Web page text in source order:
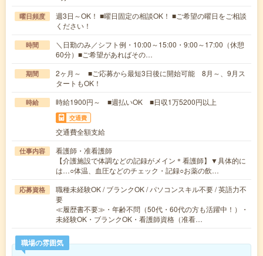
曜日頻度
週3日～OK！ ■曜日固定の相談OK！ ■ご希望の曜日をご相談
ください！
時間
＼日勤のみ／シフト例・10:00～15:00・9:00～17:00（休憩
60分）■ご希望があればその…
期間
2ヶ月～ ■ご応募から最短3日後に開始可能 8月～、9月ス
タートもOK！
時給 時給1900円～ ■週払いOK ■日収1万5200円以上
交通費
交通費全額支給
仕事内容
看護師・准看護師
【介護施設で体調などの記録がメイン＊看護師】▼具体的に
は…○体温、血圧などのチェック・記録○お薬の飲…
応募資格
職種未経験OK / ブランクOK / パソコンスキル不要 / 英語力不
要
≪履歴書不要≫・年齢不問（50代・60代の方も活躍中！）・
未経験OK・ブランクOK・看護師資格（准看…
職場の雰囲気